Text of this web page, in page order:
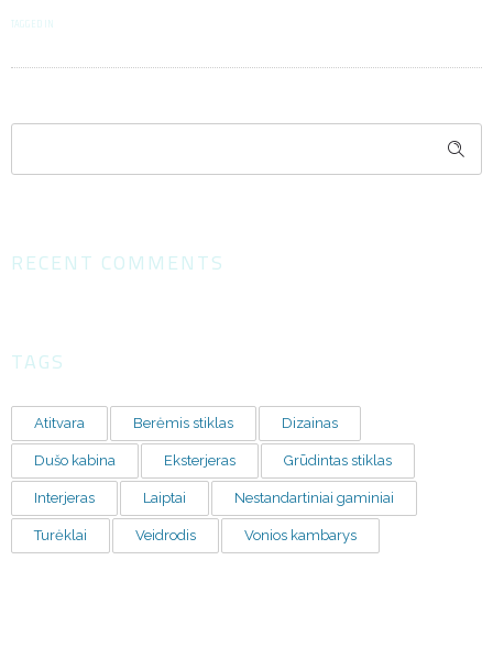
TAGGED IN
RECENT COMMENTS
TAGS
Atitvara Berėmis stiklas Dizainas
Dušo kabina Eksterjeras Grūdintas stiklas
Interjeras Laiptai Nestandartiniai gaminiai
Turėklai Veidrodis Vonios kambarys